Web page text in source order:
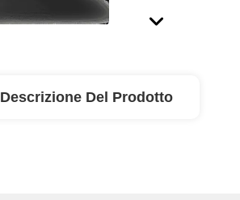
Descrizione Del Prodotto